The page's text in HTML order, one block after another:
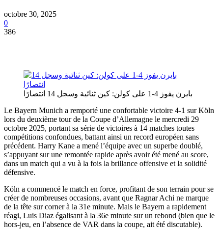
octobre 30, 2025
0
386
بايرن يفوز 4-1 على كولن: كين ثنائية وسجل 14 انتصارًا
Le Bayern Munich a remporté une confortable victoire 4-1 sur Köln
lors du deuxième tour de la Coupe d’Allemagne le mercredi 29
octobre 2025, portant sa série de victoires à 14 matches toutes
compétitions confondues, battant ainsi un record européen sans
précédent. Harry Kane a mené l’équipe avec un superbe doublé,
s’appuyant sur une remontée rapide après avoir été mené au score,
dans un match qui a vu à la fois la brillance offensive et la solidité
défensive.
Köln a commencé le match en force, profitant de son terrain pour se
créer de nombreuses occasions, avant que Ragnar Achi ne marque
de la tête sur corner à la 31e minute. Mais le Bayern a rapidement
réagi, Luis Diaz égalisant à la 36e minute sur un rebond (bien que le
hors-jeu, en l’absence de VAR dans la coupe, ait été discutable).